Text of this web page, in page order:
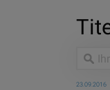
23.09.2016